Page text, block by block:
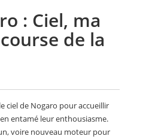
: Ciel, ma
de la
ciel de Nogaro pour accueillir
entamé leur enthousiasme.
voire nouveau moteur pour